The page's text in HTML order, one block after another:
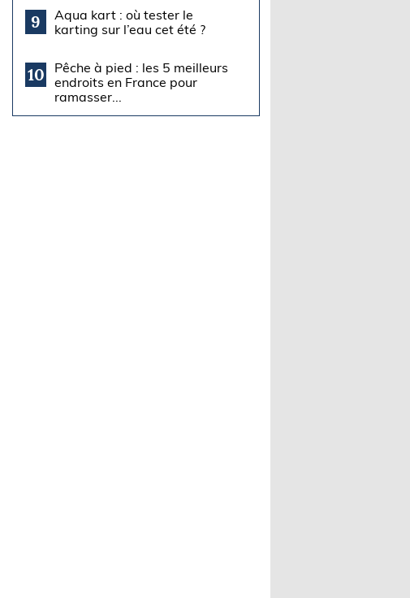
9
Aqua kart : où tester le
karting sur l’eau cet été ?
10
Pêche à pied : les 5 meilleurs
endroits en France pour
ramasser...